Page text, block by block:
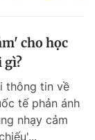
24.3.2020
Cấm sao chép
bằng văn bản.
cho học
gì?
thông tin về
tế phản ánh
nhạy cảm